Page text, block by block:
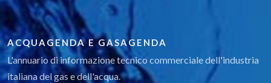
ACQUAGENDA E GASAGENDA
L'annuario di informazione tecnico commerciale dell'industria
italiana del gas e dell'acqua.